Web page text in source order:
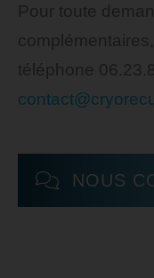
Pour toute
téléphone
NOUS